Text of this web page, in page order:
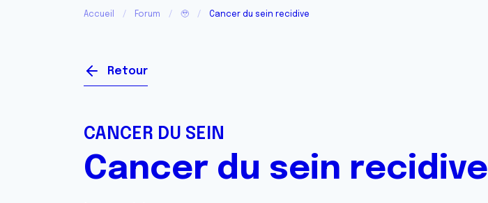
Accueil Forum 🥹 Cancer du sein recidive
Retour
CANCER DU SEIN
Cancer du sein recidive